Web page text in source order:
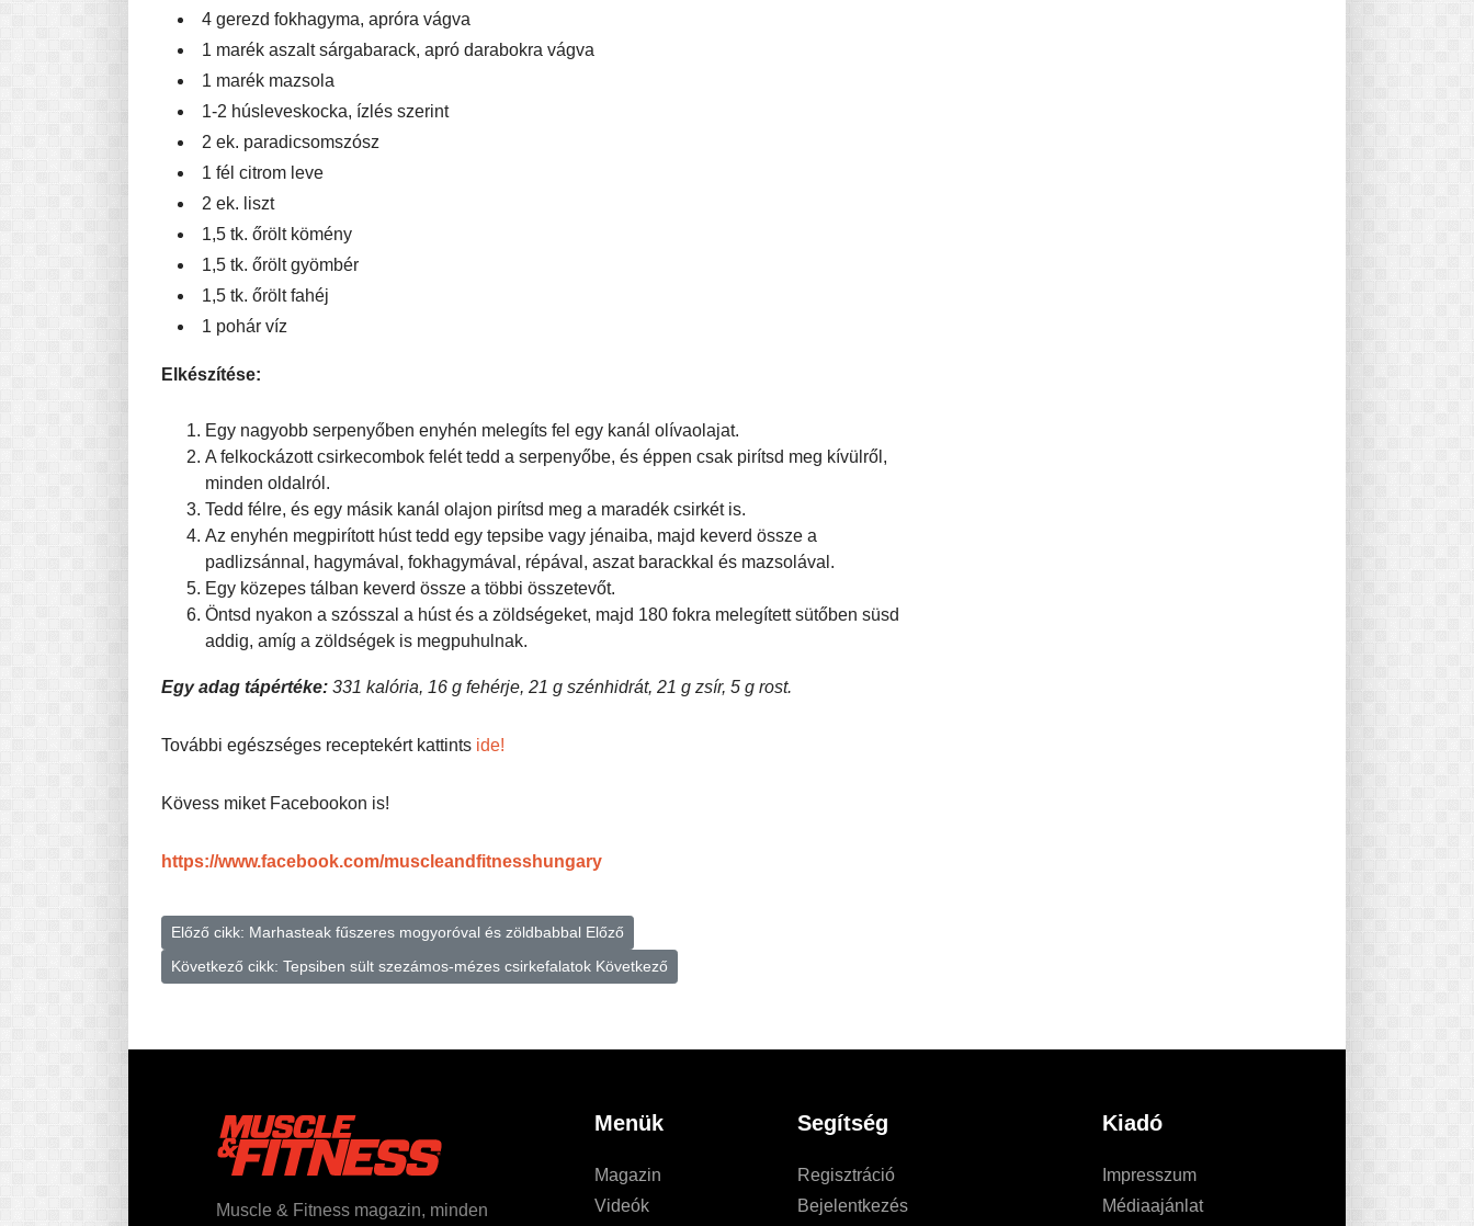
4 gerezd fokhagyma, apróra vágva
1 marék aszalt sárgabarack, apró darabokra vágva
1 marék mazsola
1-2 húsleveskocka, ízlés szerint
2 ek. paradicsomszósz
1 fél citrom leve
2 ek. liszt
1,5 tk. őrölt kömény
1,5 tk. őrölt gyömbér
1,5 tk. őrölt fahéj
1 pohár víz
Elkészítése:
Egy nagyobb serpenyőben enyhén melegíts fel egy kanál olívaolajat.
A felkockázott csirkecombok felét tedd a serpenyőbe, és éppen csak pirítsd meg kívülről,
minden oldalról.
Tedd félre, és egy másik kanál olajon pirítsd meg a maradék csirkét is.
Az enyhén megpirított húst tedd egy tepsibe vagy jénaiba, majd keverd össze a
padlizsánnal, hagymával, fokhagymával, répával, aszat barackkal és mazsolával.
Egy közepes tálban keverd össze a többi összetevőt.
Öntsd nyakon a szósszal a húst és a zöldségeket, majd 180 fokra melegített sütőben süsd
addig, amíg a zöldségek is megpuhulnak.
Egy adag tápértéke: 331 kalória, 16 g fehérje, 21 g szénhidrát, 21 g zsír, 5 g rost.
További egészséges receptekért kattints ide!
Kövess miket Facebookon is!
https://www.facebook.com/muscleandfitnesshungary
Előző cikk: Marhasteak fűszeres mogyoróval és zöldbabbal Előző
Következő cikk: Tepsiben sült szezámos-mézes csirkefalatok Következő
Muscle & Fitness magazin, minden
Menük
Magazin
Videók
Segítség
Regisztráció
Bejelentkezés
Kiadó
Impresszum
Médiaajánlat